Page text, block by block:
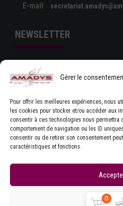
Gérer le
Pour offrir les meilleures expériences, nous
les cookies pour stocker et/ou accéder aux
consentir à ces technologies nous
comportement de navigation ou les ID
consentir ou de retirer son consentement
caractéristiques et fonctions.
Refuser
E-mail
NEWSLETTER
J'ACCEPTE LES CONDITIONS
D'UTILISATION
Mentions
0